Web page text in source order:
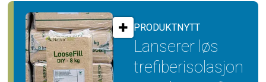
PRODUKTNYTT
Lanserer løs
trefiber­isolasjon